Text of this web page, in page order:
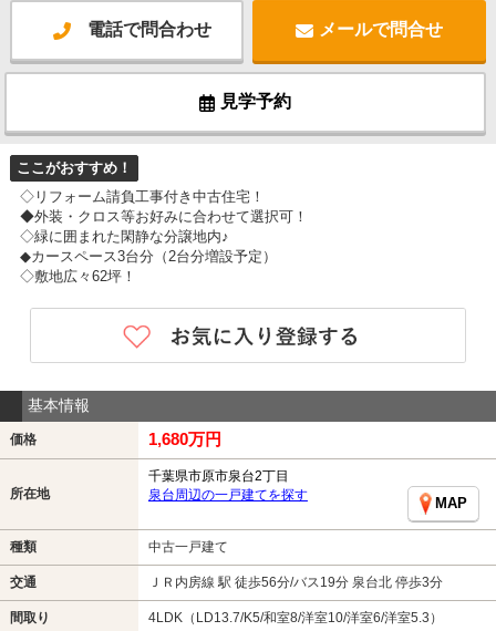
電話で問合わせ メールで問合せ
見学予約
ここがおすすめ！
◇リフォーム請負工事付き中古住宅！
◆外装・クロス等お好みに合わせて選択可！
◇緑に囲まれた閑静な分譲地内♪
◆カースペース3台分（2台分増設予定）
◇敷地広々62坪！
基本情報
価格 1,680万円
所在地
千葉県市原市泉台2丁目
泉台周辺の一戸建てを探す
MAP
種類 中古一戸建て
交通 ＪＲ内房線 駅 徒歩56分/バス19分 泉台北 停歩3分
間取り 4LDK（LD13.7/K5/和室8/洋室10/洋室6/洋室5.3）